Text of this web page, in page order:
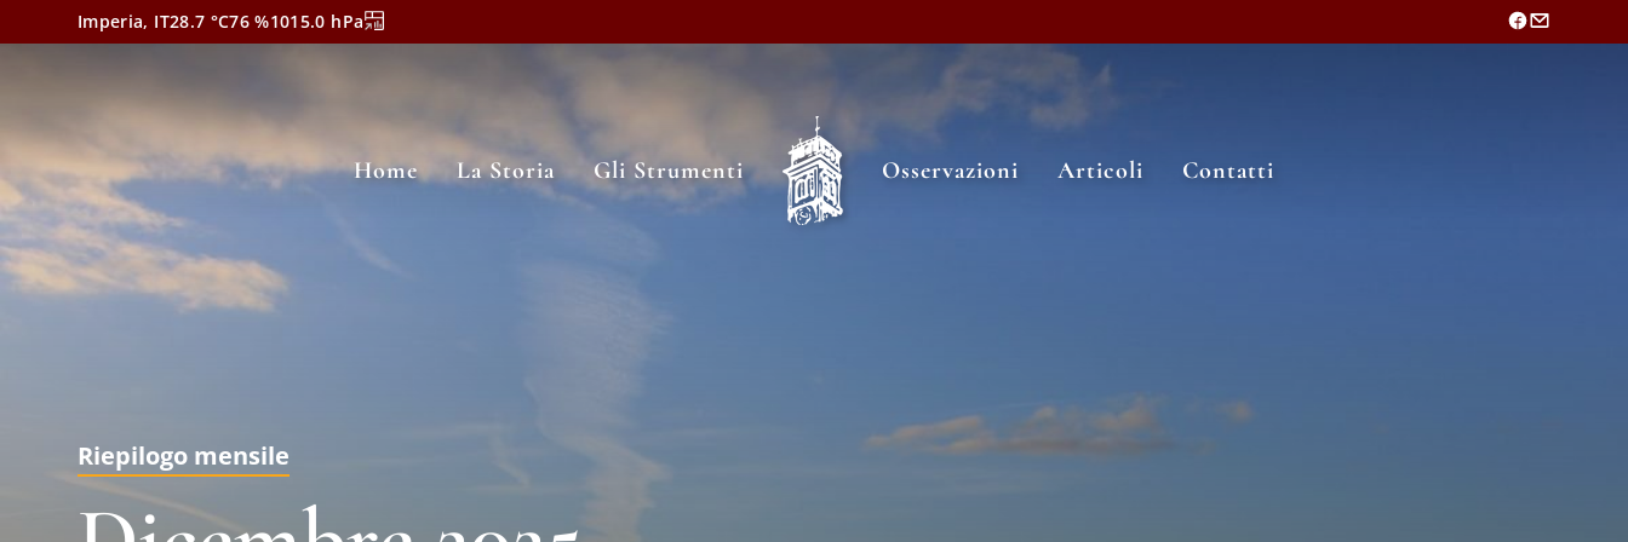
Imperia, IT28.7 °C76 %1015.0 hPa
Home La Storia Gli Strumenti Osservazioni Articoli Contatti
Riepilogo mensile